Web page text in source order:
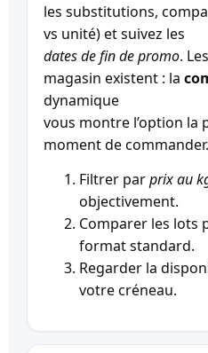
les substitutions,
vs unité) et suivez les
dates de fin de promo.
magasin existent : la
dynamique
vous montre l’option la
moment de commander.
Filtrer parprix au
objectivement.
Comparer les lots
format standard.
Regarder la
votre créneau.